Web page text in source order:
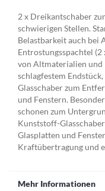
2 x Dreikantschaber
schwierigen Stellen.
Belastbarkeit auch bei
Entrostungsspachtel (2
von Altmaterialien und
schlagfestem
Glasschaber zum
und Fenstern.
schonen zum
Kunststoff-
Glasplatten und
Kraftübertragung und
Mehr Informationen